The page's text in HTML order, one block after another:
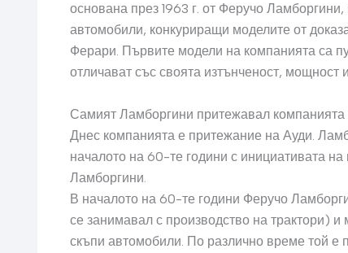
основана през 1963 г. от Феручо
автомобили, конкуриращи моделите от
Ферари. Първите модели на компанията са
отличават със своята изтънченост, мощност
Самият Ламборгини притежавал компанията
Днес компанията е притежание на Ауди.
началото на 60-те години с инициативата
Ламборгини.
В началото на 60-те години Феручо
се занимавал с производство на трактори)
скъпи автомобили. По различно време той е